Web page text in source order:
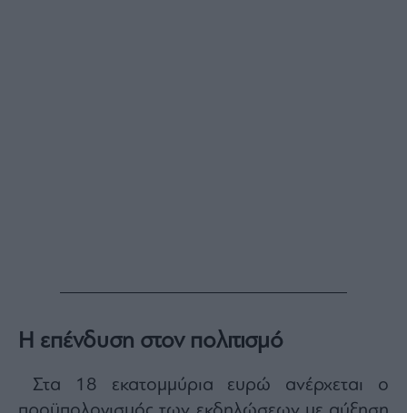
Η επένδυση στον πολιτισμό
Στα 18 εκατομμύρια ευρώ ανέρχεται ο